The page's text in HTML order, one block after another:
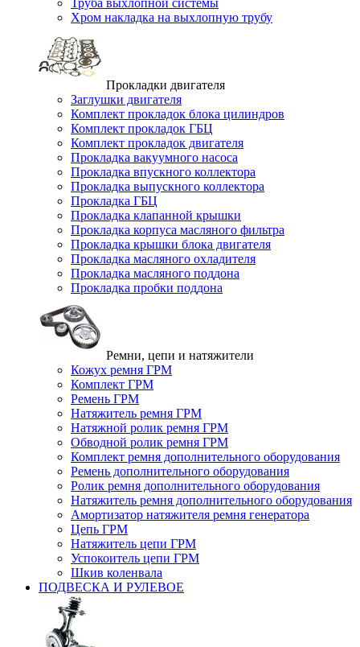
Труба выхлопной системы
Хром накладка на выхлопную трубу
Прокладки двигателя
Заглушки двигателя
Комплект прокладок блока цилиндров
Комплект прокладок ГБЦ
Комплект прокладок двигателя
Прокладка вакуумного насоса
Прокладка впускного коллектора
Прокладка выпускного коллектора
Прокладка ГБЦ
Прокладка клапанной крышки
Прокладка корпуса масляного фильтра
Прокладка крышки блока двигателя
Прокладка масляного охладителя
Прокладка масляного поддона
Прокладка пробки поддона
Ремни, цепи и натяжители
Кожух ремня ГРМ
Комплект ГРМ
Ремень ГРМ
Натяжитель ремня ГРМ
Натяжной ролик ремня ГРМ
Обводной ролик ремня ГРМ
Комплект ремня дополнительного оборудования
Ремень дополнительного оборудования
Ролик ремня дополнительного оборудования
Натяжитель ремня дополнительного оборудования
Амортизатор натяжителя ремня генератора
Цепь ГРМ
Натяжитель цепи ГРМ
Успокоитель цепи ГРМ
Шкив коленвала
ПОДВЕСКА И РУЛЕВОЕ